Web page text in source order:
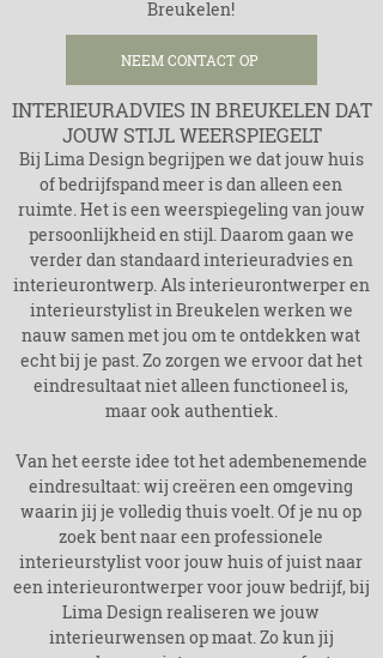
Breukelen!
NEEM CONTACT OP
INTERIEURADVIES IN BREUKELEN DAT
JOUW STIJL WEERSPIEGELT
Bij Lima Design begrijpen we dat jouw huis
of bedrijfspand meer is dan alleen een
ruimte. Het is een weerspiegeling van jouw
persoonlijkheid en stijl. Daarom gaan we
verder dan standaard interieuradvies en
interieurontwerp. Als interieurontwerper en
interieurstylist inBreukelenwerken we
nauw samen met jou om te ontdekken wat
echt bij je past. Zo zorgen we ervoor dat het
eindresultaat niet alleen functioneel is,
maar ook authentiek.
Van het eerste idee tot het adembenemende
eindresultaat: wij creëren een omgeving
waarin jij je volledig thuis voelt. Of je nu op
zoek bent naar een professionele
interieurstylist voor jouw huis of juist naar
een interieurontwerper voor jouw bedrijf, bij
Lima Design realiseren we jouw
interieurwensen op maat. Zo kun jij